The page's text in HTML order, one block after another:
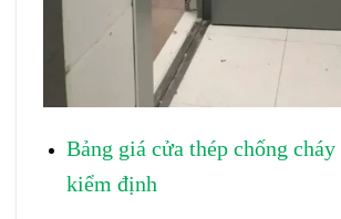
Bảng giá cửa thép chống
kiểm định